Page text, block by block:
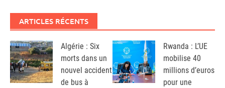
ARTICLES RÉCENTS
Algérie : Six
morts dans un
nouvel accident
de bus à
Rwanda : L’UE
mobilise 40
millions d’euros
pour une